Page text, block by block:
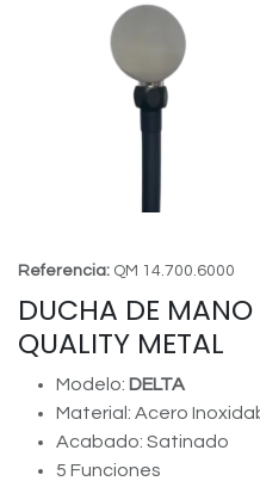
Referencia: QM 14.700.6000
DUCHA DE
QUALITY METAL
Modelo: DELTA
Material: Acero
Acabado: Satinado
5 Funciones